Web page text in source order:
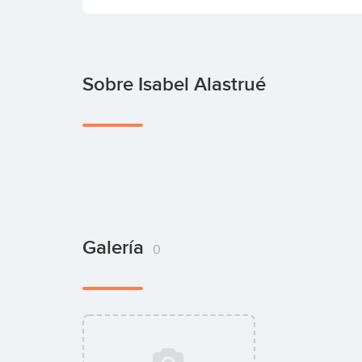
Sobre Isabel Alastrué
Galería 0